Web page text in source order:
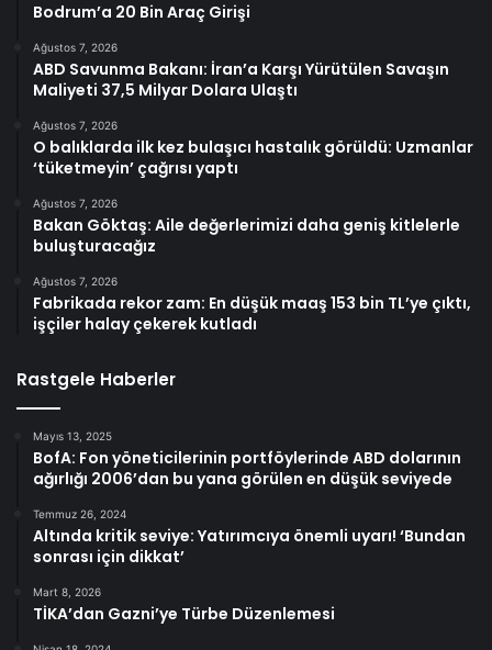
Bodrum’a 20 Bin Araç Girişi
Ağustos 7, 2026
ABD Savunma Bakanı: İran’a Karşı Yürütülen Savaşın
Maliyeti 37,5 Milyar Dolara Ulaştı
Ağustos 7, 2026
O balıklarda ilk kez bulaşıcı hastalık görüldü: Uzmanlar
‘tüketmeyin’ çağrısı yaptı
Ağustos 7, 2026
Bakan Göktaş: Aile değerlerimizi daha geniş kitlelerle
buluşturacağız
Ağustos 7, 2026
Fabrikada rekor zam: En düşük maaş 153 bin TL’ye çıktı,
işçiler halay çekerek kutladı
Rastgele Haberler
Mayıs 13, 2025
BofA: Fon yöneticilerinin portföylerinde ABD dolarının
ağırlığı 2006’dan bu yana görülen en düşük seviyede
Temmuz 26, 2024
Altında kritik seviye: Yatırımcıya önemli uyarı! ‘Bundan
sonrası için dikkat’
Mart 8, 2026
TİKA’dan Gazni’ye Türbe Düzenlemesi